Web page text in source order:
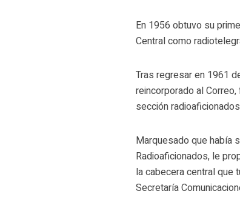
En 1956 obtuvo su
Central como
Tras regresar en 1961
reincorporado al
sección
Marquesado que había
Radioaficionados, le
la cabecera central que
Secretaría